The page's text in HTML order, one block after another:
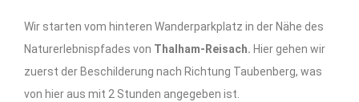
Wir starten vom hinteren Wanderparkplatz in der Nähe des
Naturerlebnispfades von Thalham-Reisach. Hier gehen wir
zuerst der Beschilderung nach Richtung Taubenberg, was
von hier aus mit 2 Stunden angegeben ist.